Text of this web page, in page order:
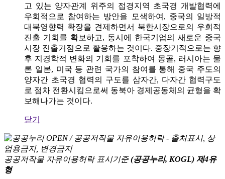
고 있는 양자관계 위주의 접경지역 초국경 개발협력에
우회적으로 참여하는 방안을 모색하여, 중국의 일방적
대북영향력 확장을 견제하면서 북한시장으로의 우회적
진출 기회를 확보하고, 동시에 한국기업의 새로운 중국
시장 진출거점으로 활용하는 것이다. 중장기적으로는 향
후 지경학적 변화의 기회를 포착하여 몽골, 러시아는 물
론 일본, 미국 등 관련 국가의 참여를 통해 중국 주도의
양자간 초국경 협력의 구도를 삼자간, 다자간 협력구도
로 점차 전환시킴으로써 동북아 경제공동체의 균형을 확
보해나가는 것이다.
닫기
공공저작물 자유이용허락 표시기준 (공공누리, KOGL) 제4유
형